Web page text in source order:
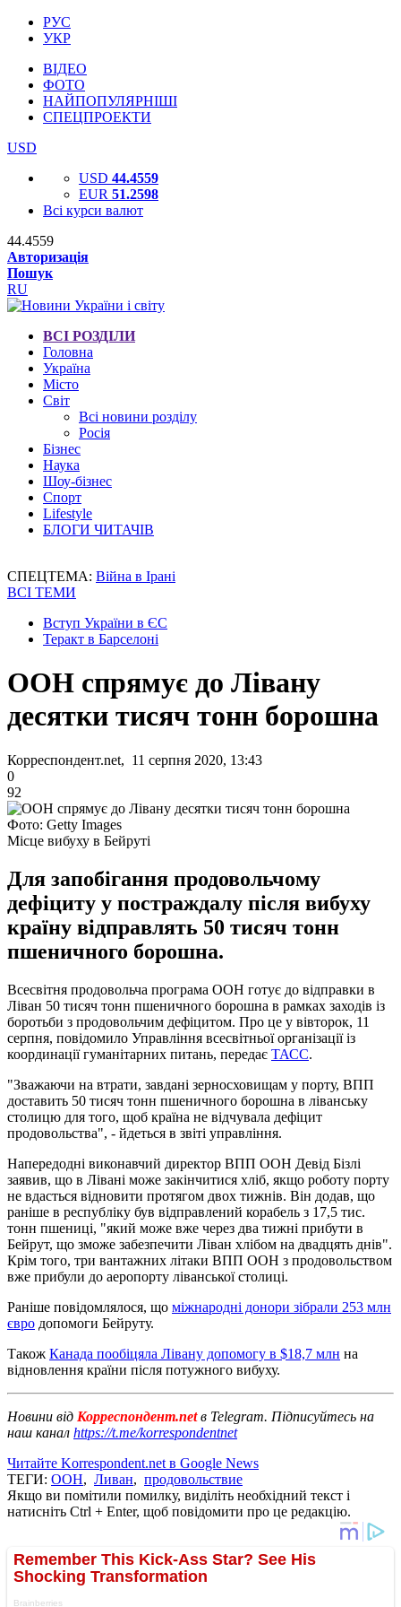
РУС
УКР
ВІДЕО
ФОТО
НАЙПОПУЛЯРНІШІ
СПЕЦПРОЕКТИ
USD
USD 44.4559
EUR 51.2598
Всі курси валют
44.4559
Авторизація
Пошук
RU
ВСІ РОЗДІЛИ
Головна
Україна
Місто
Світ
Всі новини розділу
Росія
Бізнес
Наука
Шоу-бізнес
Спорт
Lifestyle
БЛОГИ ЧИТАЧІВ
СПЕЦТЕМА: Війна в Ірані
ВСІ ТЕМИ
Вступ України в ЄС
Теракт в Барселоні
ООН спрямує до Лівану
десятки тисяч тонн борошна
Корреспондент.net, 11 серпня 2020, 13:43
0
92
Фото: Getty Images
Місце вибуху в Бейруті
Для запобігання продовольчому
дефіциту у постраждалу після вибуху
країну відправлять 50 тисяч тонн
пшеничного борошна.
Всесвітня продовольча програма ООН готує до відправки в
Ліван 50 тисяч тонн пшеничного борошна в рамках заходів із
боротьби з продовольчим дефіцитом. Про це у вівторок, 11
серпня, повідомило Управління всесвітньої організації із
координації гуманітарних питань, передає ТАСС.
"Зважаючи на втрати, завдані зерносховищам у порту, ВПП
доставить 50 тисяч тонн пшеничного борошна в ліванську
столицю для того, щоб країна не відчувала дефіцит
продовольства", - йдеться в звіті управління.
Напередодні виконавчий директор ВПП ООН Девід Бізлі
заявив, що в Лівані може закінчитися хліб, якщо роботу порту
не вдасться відновити протягом двох тижнів. Він додав, що
раніше в республіку був відправлений корабель з 17,5 тис.
тонн пшениці, "який може вже через два тижні прибути в
Бейрут, що зможе забезпечити Ліван хлібом на двадцять днів".
Крім того, три вантажних літаки ВПП ООН з продовольством
вже прибули до аеропорту ліванської столиці.
Раніше повідомлялося, що міжнародні донори зібрали 253 млн
євро допомоги Бейруту.
Також Канада пообіцяла Лівану допомогу в $18,7 млн ​​на
відновлення країни після потужного вибуху.
Новини від Корреспондент.netв Telegram. Підписуйтесь на
наш канал https://t.me/korrespondentnet
Читайте Korrespondent.net в Google News
ТЕГИ: ООН, Ливан, продовольствие
Якщо ви помітили помилку, виділіть необхідний текст і
натисніть Ctrl + Enter, щоб повідомити про це редакцію.